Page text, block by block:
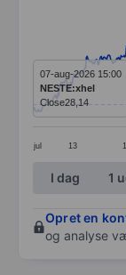
Line chart
The chart
The chart
jul 13
07-aug-2026 15:00
NESTE:xhel
Close28,14
End of
I dag 1
Opret en
og analyse